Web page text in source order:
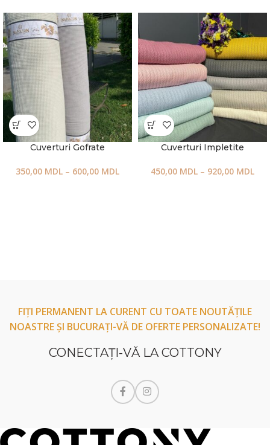
Cuverturi Gofrate
350,00 MDL – 600,00 MDL
Cuverturi Impletite
450,00 MDL – 920,00 MDL
FIȚI PERMANENT LA CURENT CU TOATE NOUTĂȚILE
NOASTRE ȘI BUCURAȚI-VĂ DE OFERTE PERSONALIZATE!
CONECTAŢI-VĂ LA COTTONY